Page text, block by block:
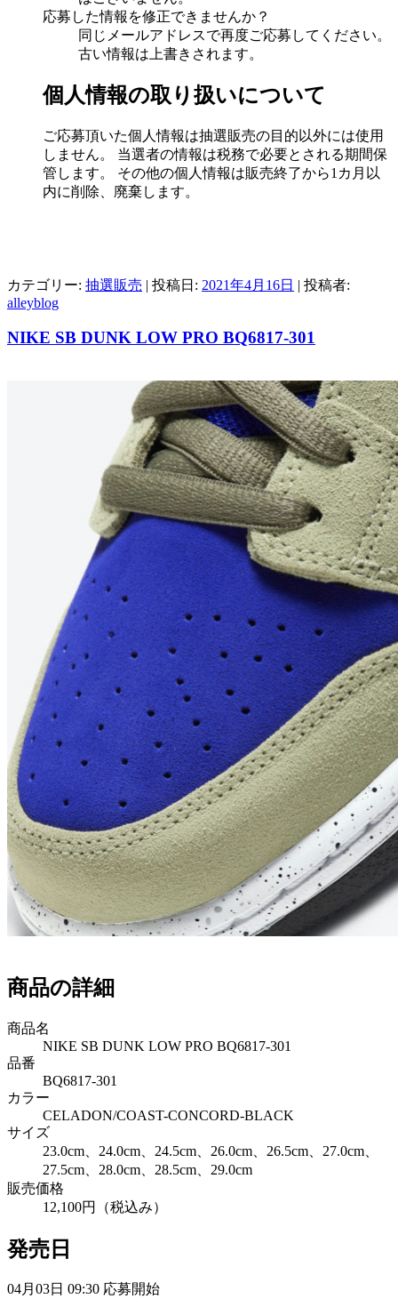
応募した情報を修正できませんか？
同じメールアドレスで再度ご応募してください。
古い情報は上書きされます。
個人情報の取り扱いについて
ご応募頂いた個人情報は抽選販売の目的以外には使用
しません。 当選者の情報は税務で必要とされる期間保
管します。 その他の個人情報は販売終了から1カ月以
内に削除、廃棄します。
カテゴリー: 抽選販売 | 投稿日: 2021年4月16日 | 投稿者:
alleyblog
NIKE SB DUNK LOW PRO BQ6817-301
商品の詳細
商品名
NIKE SB DUNK LOW PRO BQ6817-301
品番
BQ6817-301
カラー
CELADON/COAST-CONCORD-BLACK
サイズ
23.0cm、24.0cm、24.5cm、26.0cm、26.5cm、27.0cm、
27.5cm、28.0cm、28.5cm、29.0cm
販売価格
12,100円（税込み）
発売日
04月03日 09:30 応募開始